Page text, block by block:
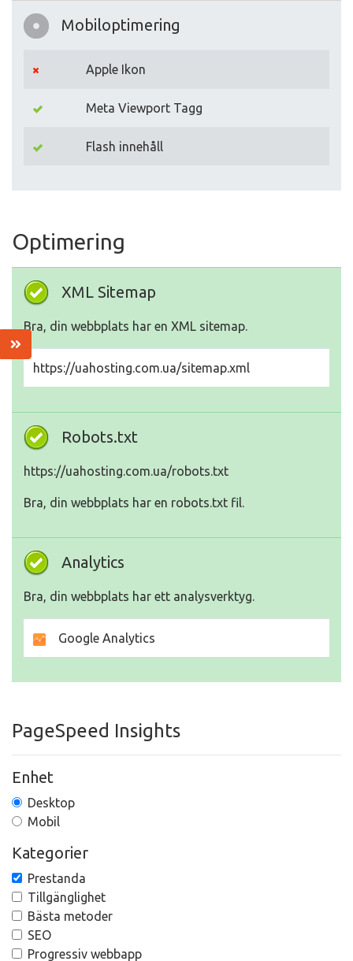
Mobiloptimering
Apple Ikon
Meta Viewport Tagg
Flash innehåll
Optimering
XML Sitemap
Bra, din webbplats har en XML sitemap.
https://uahosting.com.ua/sitemap.xml
Robots.txt
https://uahosting.com.ua/robots.txt
Bra, din webbplats har en robots.txt fil.
Analytics
Bra, din webbplats har ett analysverktyg.
Google Analytics
PageSpeed Insights
Enhet
Desktop
Mobil
Kategorier
Prestanda
Tillgänglighet
Bästa metoder
SEO
Progressiv webbapp